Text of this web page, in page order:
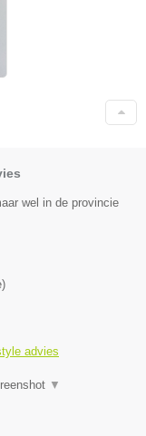
wel in de provincie
)
advies
▼